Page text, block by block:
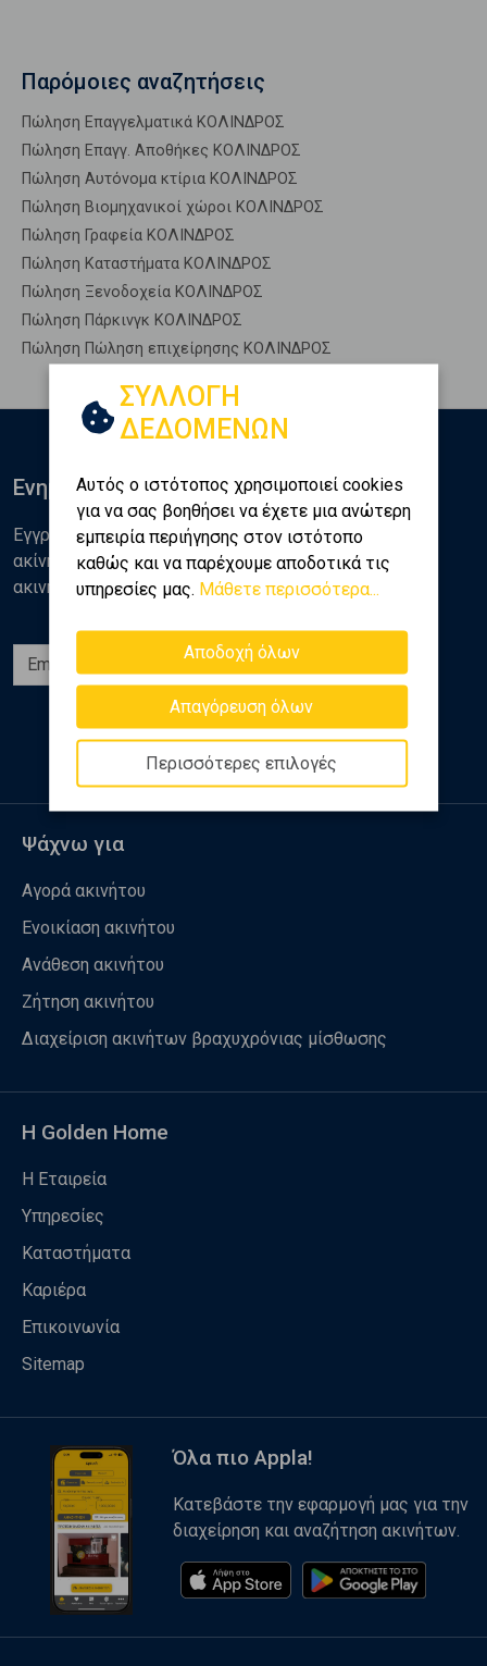
Παρόμοιες αναζητήσεις
Πώληση Επαγγελματικά ΚΟΛΙΝΔΡΟΣ
Πώληση Επαγγ. Αποθήκες ΚΟΛΙΝΔΡΟΣ
Πώληση Αυτόνομα κτίρια ΚΟΛΙΝΔΡΟΣ
Πώληση Βιομηχανικοί χώροι ΚΟΛΙΝΔΡΟΣ
Πώληση Γραφεία ΚΟΛΙΝΔΡΟΣ
Πώληση Καταστήματα ΚΟΛΙΝΔΡΟΣ
Πώληση Ξενοδοχεία ΚΟΛΙΝΔΡΟΣ
Πώληση Πάρκινγκ ΚΟΛΙΝΔΡΟΣ
Πώληση Πώληση επιχείρησης ΚΟΛΙΝΔΡΟΣ
ΣΥΛΛΟΓΗ
ΔΕΔΟΜΕΝΩΝ
Αυτός ο ιστότοπος χρησιμοποιεί cookies
για να σας βοηθήσει να έχετε μια ανώτερη
εμπειρία περιήγησης στον ιστότοπο
καθώς και να παρέχουμε αποδοτικά τις
υπηρεσίες μας. Μάθετε περισσότερα...
Αποδοχή όλων
Απαγόρευση όλων
Περισσότερες επιλογές
Ενημερωθείτε
Εγγραφείτε στο newsletter της Golden Home για νέα
ακίνητα, αναλύσεις και διάφορα θέματα της αγοράς
ακινήτων
Εγγραφή
Ακολουθήστε μας
Ψάχνω για
Αγορά ακινήτου
Ενοικίαση ακινήτου
Ανάθεση ακινήτου
Ζήτηση ακινήτου
Διαχείριση ακινήτων βραχυχρόνιας μίσθωσης
Η Golden Home
Η Εταιρεία
Υπηρεσίες
Καταστήματα
Καριέρα
Επικοινωνία
Sitemap
Όλα πιο Appla!
Κατεβάστε την εφαρμογή μας για την
διαχείρηση και αναζήτηση ακινήτων.